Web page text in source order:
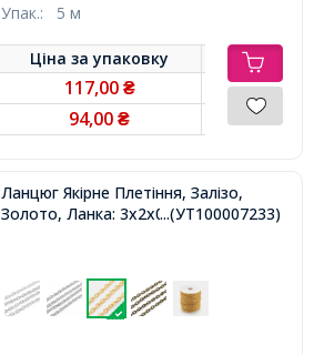
Упак.: 5 м
Ціна заупаковку
117,00 ₴
94,00₴
Ланцюг Якірне Плетіння, Залізо,
Золото, Ланка: 3x2х0.5мм,...(УТ100007233)